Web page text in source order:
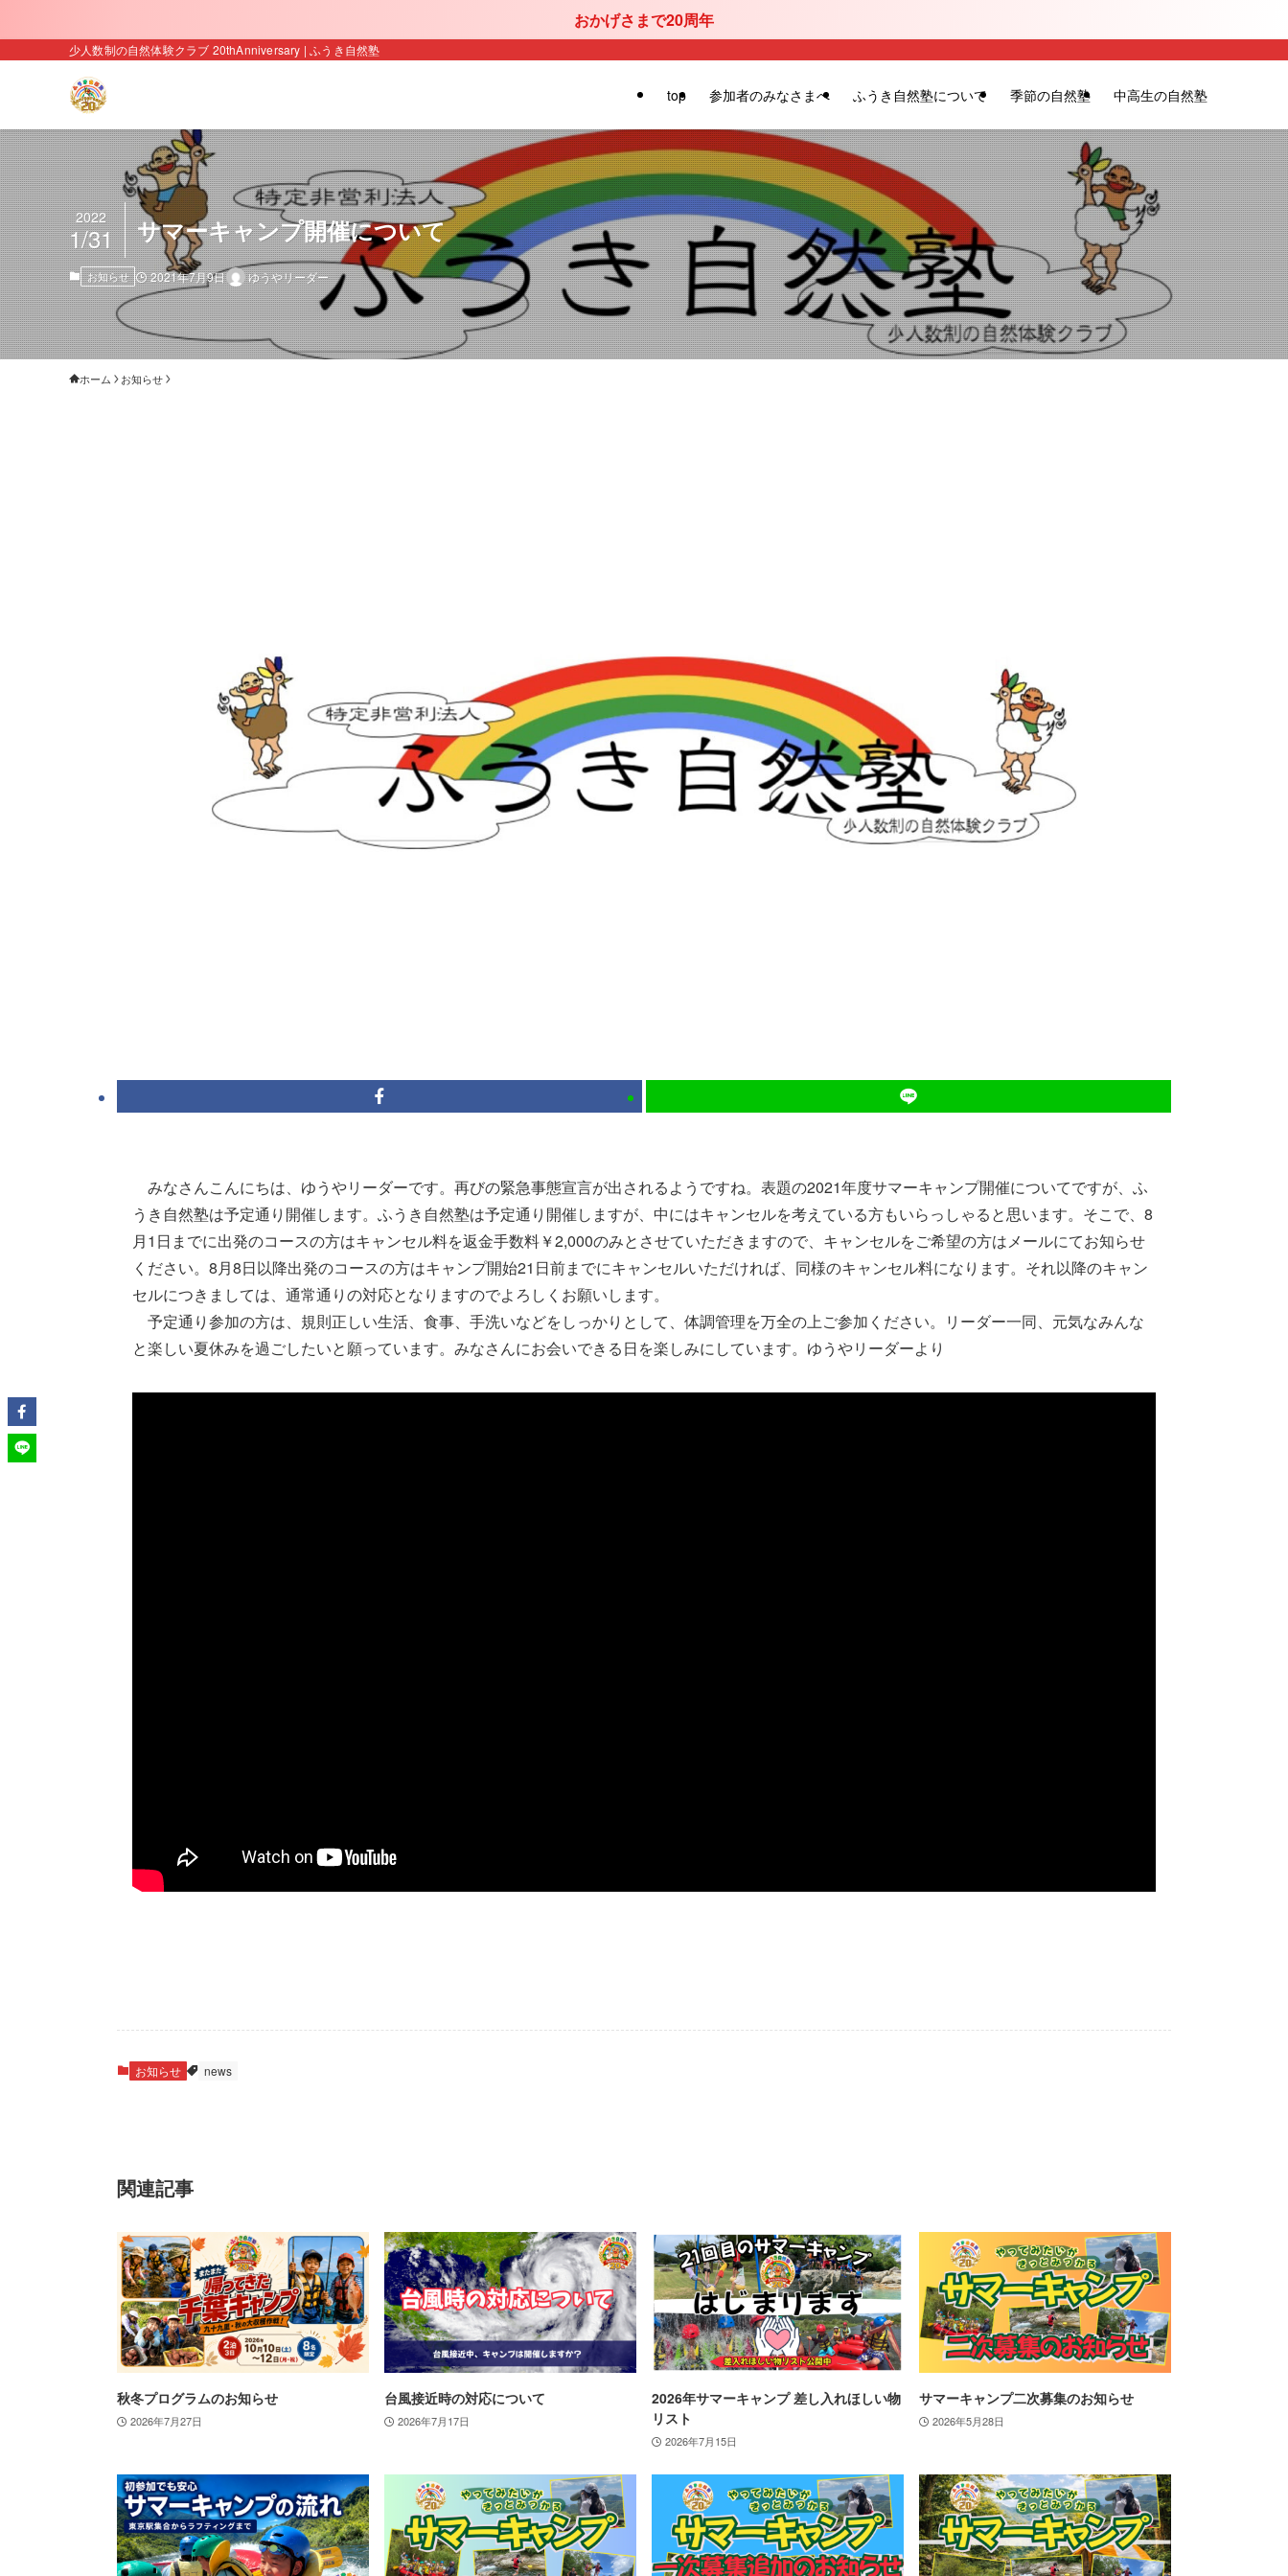
おかげさまで20周年
少人数制の自然体験クラブ 20thAnniversary | ふうき自然塾
top 参加者のみなさまへ ふうき自然塾について 季節の自然塾 中高生の自然塾
サマーキャンプ開催について
2022
1/31
お知らせ 2021年7月9日 ゆうやリーダー
ホーム お知らせ
みなさんこんにちは、ゆうやリーダーです。再びの緊急事態宣言が出されるようですね。表題の2021年度サマーキャンプ開催についてですが、ふ
うき自然塾は予定通り開催します。ふうき自然塾は予定通り開催しますが、中にはキャンセルを考えている方もいらっしゃると思います。そこで、8
月1日までに出発のコースの方はキャンセル料を返金手数料￥2,000のみとさせていただきますので、キャンセルをご希望の方はメールにてお知らせ
ください。8月8日以降出発のコースの方はキャンプ開始21日前までにキャンセルいただければ、同様のキャンセル料になります。それ以降のキャン
セルにつきましては、通常通りの対応となりますのでよろしくお願いします。
予定通り参加の方は、規則正しい生活、食事、手洗いなどをしっかりとして、体調管理を万全の上ご参加ください。リーダー一同、元気なみんな
と楽しい夏休みを過ごしたいと願っています。みなさんにお会いできる日を楽しみにしています。ゆうやリーダーより
お知らせ news
関連記事
秋冬プログラムのお知らせ
2026年7月27日
台風接近時の対応について
2026年7月17日
2026年サマーキャンプ 差し入れほしい物
リスト
2026年7月15日
サマーキャンプ二次募集のお知らせ
2026年5月28日